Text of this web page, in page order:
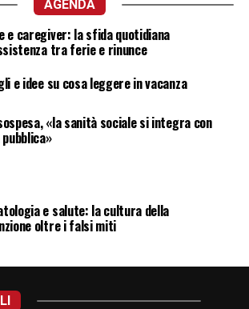
AGENDA
e caregiver: la sfida quotidiana
tra ferie e rinunce
e idee su cosa leggere in vacanza
«la sanità sociale si integra con
e salute: la cultura della
oltre i falsi miti